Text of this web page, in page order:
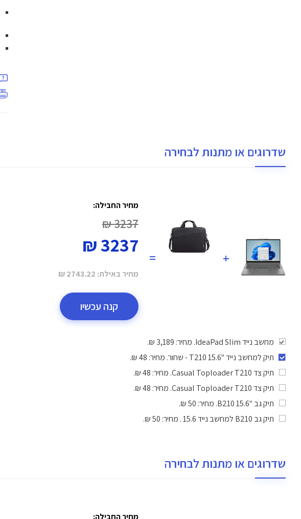
שדרוגים או מתנות לבחירה
+
=
מחיר החבילה:
3237 ₪
3237 ₪
מחיר באילת: 2743.22 ₪
קנה עכשיו
מחשב נייד IdeaPad Slim. מחיר: 3,189 ₪.
תיק למחשב נייד "15.6 T210 - שחור
. מחיר: 48 ₪.
תיק צד Casual Toploader T210
. מחיר: 48 ₪.
תיק צד Casual Toploader T210
. מחיר: 48 ₪.
תיק גב "15.6 B210
. מחיר: 50 ₪.
תיק גב B210 למחשב נייד 15.6
. מחיר: 50 ₪.
שדרוגים או מתנות לבחירה
מחיר החבילה: